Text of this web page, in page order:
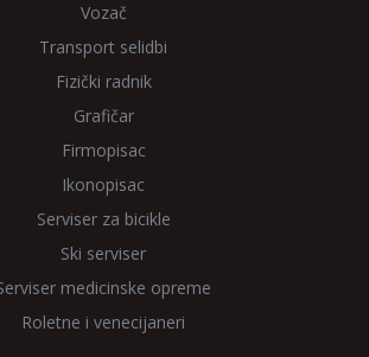
Vozač
Transport selidbi
Fizički radnik
Grafičar
Firmopisac
Ikonopisac
Serviser za bicikle
Ski serviser
medicinske opreme
Roletne i venecijaneri